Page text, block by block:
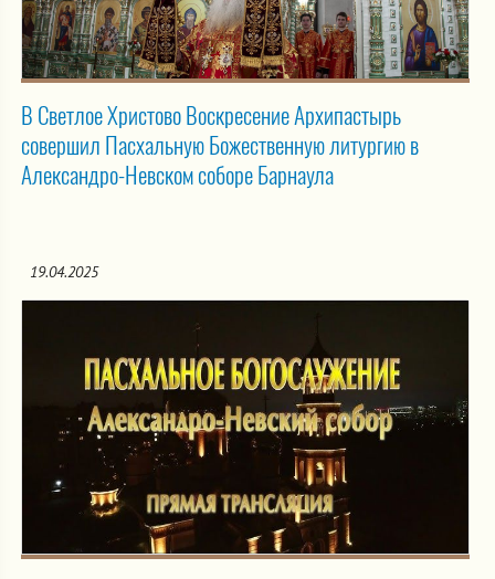
В Светлое Христово Воскресение Архипастырь
совершил Пасхальную Божественную литургию в
Александро-Невском соборе Барнаула
19.04.2025